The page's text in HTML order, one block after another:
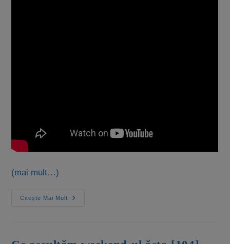
(mai mult…)
Citește Mai Mult